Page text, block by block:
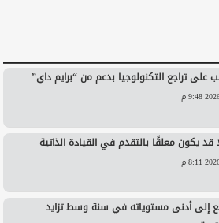
على تراجع التكنولوجيا بدعم من “برايم داي”
يكون معلقًا بالتقدم في القيادة الذاتية
إلى أدنى مستوياته في سنة وسط تزايد